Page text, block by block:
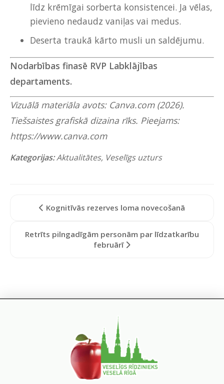
līdz krēmīgai sorberta konsistencei. Ja vēlas,
pievieno nedaudz vaniļas vai medus.
Deserta traukā kārto musli un saldējumu.
Nodarbības finasē RVP Labklājības
departaments.
Vizuālā materiāla avots: Canva.com (2026).
Tiešsaistes grafiskā dizaina rīks. Pieejams:
https://www.canva.com
Kategorijas:Aktualitātes, Veselīgs uzturs
Kognitīvās rezerves loma novecošanā
Retrīts pilngadīgām personām par līdzatkarību
februārī